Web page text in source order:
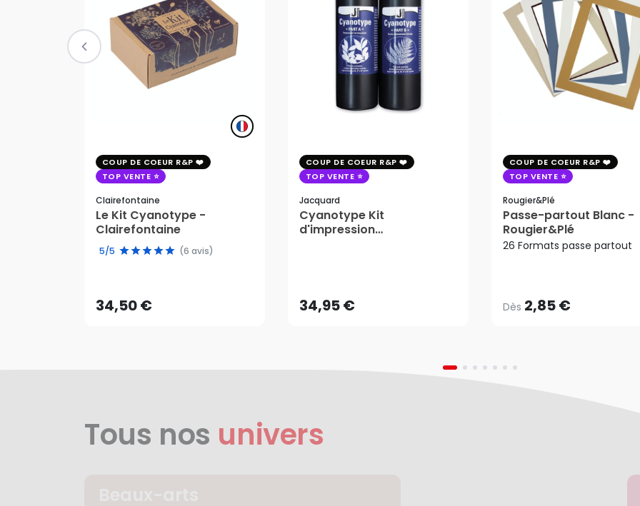
COUP DE COEUR R&P
TOP VENTE
Clairefontaine
Le Kit Cyanotype -
Clairefontaine
5/5 (6 avis)
34,50 €AJOUTER AU PANIER
COUP DE COEUR R&P
TOP VENTE
Jacquard
Cyanotype Kit
d'impression
34,95 €AJOUTER AU PANIER
COUP DE COEUR R&P
TOP VENTE
Rougier&plé
Passe-partout Blanc -
Rougier&Plé
26 Formats passe partout
Dès 2,85 €
2,85 €
Tous nos univers